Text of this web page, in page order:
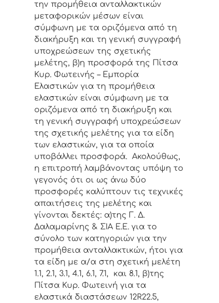
την προμήθεια ανταλλακτικών
μεταφορικών μέσων είναι
σύμφωνη με τα οριζόμενα από τη
διακήρυξη και τη γενική συγγραφή
υποχρεώσεων της σχετικής
μελέτης, β)η προσφορά της Πίτσα
Κυρ. Φωτεινής – Εμπορία
Ελαστικών για τη προμήθεια
ελαστικών είναι σύμφωνη με τα
οριζόμενα από τη διακήρυξη και
τη γενική συγγραφή υποχρεώσεων
της σχετικής μελέτης για τα είδη
των ελαστικών, για τα οποία
υποβάλλει προσφορά. Ακολούθως,
η επιτροπή λαμβάνοντας υπόψη το
γεγονός ότι οι ως άνω δύο
προσφορές καλύπτουν τις τεχνικές
απαιτήσεις της μελέτης και
γίνονται δεκτές: α)της Γ. Δ.
Δαλαμαρίνης & ΣΙΑ Ε.Ε. για το
σύνολο των κατηγοριών για την
προμήθεια ανταλλακτικών, ήτοι για
τα είδη με α/α στη σχετική μελέτη
1.1, 2.1, 3.1, 4.1, 6.1, 7.1, και 8.1, β)της
Πίτσα Κυρ. Φωτεινή για τα
ελαστικά διαστάσεων 12R22.5,